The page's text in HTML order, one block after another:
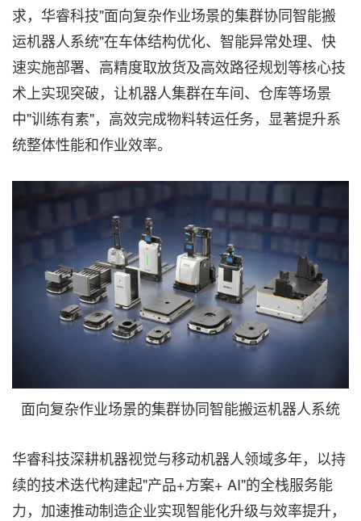
求，华睿科技"面向复杂作业场景的集群协同智能搬
运机器人系统"在车体结构优化、智能异常处理、快
速实施部署、高精度取放货及高效路径规划等核心技
术上实现突破，让机器人集群在车间、仓库等场景
中"训练有素"，高效完成物料转运任务，显著提升系
统整体性能和作业效率。
面向复杂作业场景的集群协同智能搬运机器人系统
华睿科技深耕机器视觉与移动机器人领域多年，以持
续的技术迭代构建起"产品+方案+ AI"的全栈服务能
力，加速推动制造企业实现智能化升级与效率提升，